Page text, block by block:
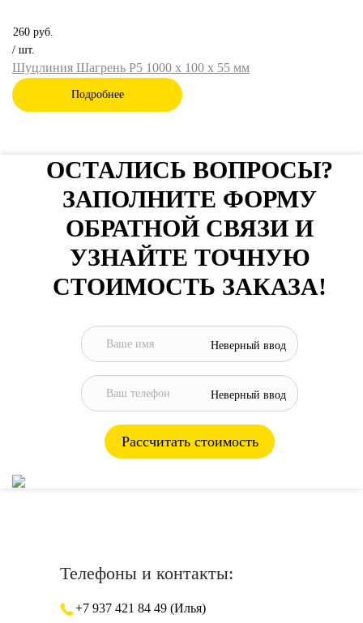
260 руб.
/ шт.
Шуцлиния Шагрень Р5 1000 х 100 х 55 мм
Подробнее
ОСТАЛИСЬ ВОПРОСЫ?
ЗАПОЛНИТЕ ФОРМУ
ОБРАТНОЙ СВЯЗИ И
УЗНАЙТЕ ТОЧНУЮ
СТОИМОСТЬ ЗАКАЗА!
Неверный ввод
Неверный ввод
Рассчитать стоимость
Телефоны и контакты:
+7 937 421 84 49 (Илья)